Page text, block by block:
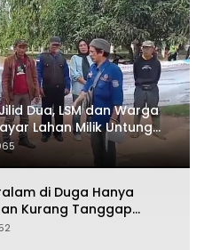
Dua, LSM dan Warga
Lahan Milik Untung
di Duga Hanya
Kurang Tanggap
Tumpang Tindih